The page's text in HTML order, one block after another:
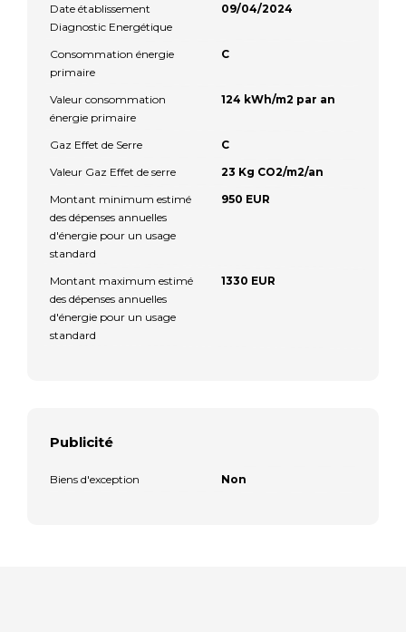
Date établissement
Diagnostic Energétique
09/04/2024
Consommation énergie
primaire
C
Valeur consommation
énergie primaire
124 kWh/m2 par an
Gaz Effet de Serre
C
Valeur Gaz Effet de serre
23 Kg CO2/m2/an
Montant minimum estimé
des dépenses annuelles
d'énergie pour un usage
standard
950 EUR
Montant maximum estimé
des dépenses annuelles
d'énergie pour un usage
standard
1330 EUR
Publicité
Biens d'exception Non